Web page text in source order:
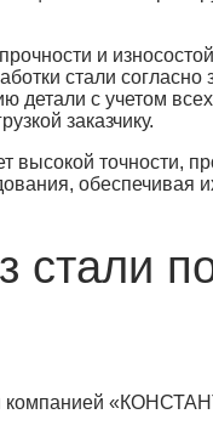
и
стали
детали с учетом
заказчику.
высокой точности,
обеспечивая
стали
компанией